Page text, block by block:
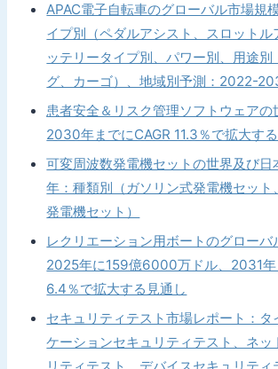
APAC電子自転車のグローバル市場規
イプ別（ペダルアシスト、スロットル
ッテリータイプ別、パワー別、用途別
グ、カーゴ）、地域別予測：2022-
患者安全＆リスク管理ソフトウェアの
2030年までにCAGR 11.3％で拡大す
可変周波数発電機セットの世界及び
年：種類別（ガソリン式発電機セット
発電機セット）
レクリエーション用ボートのグローバ
2025年に159億6000万ドル、2031年
6.4％で拡大する見通し
セキュリティテスト市場レポート：タ
ケーションセキュリティテスト、ネッ